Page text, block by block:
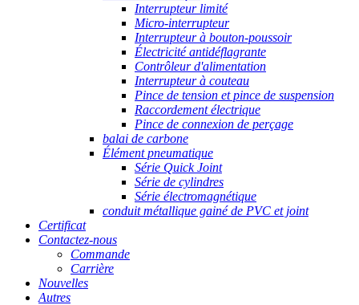
Interrupteur limité
Micro-interrupteur
Interrupteur à bouton-poussoir
Électricité antidéflagrante
Contrôleur d'alimentation
Interrupteur à couteau
Pince de tension et pince de suspension
Raccordement électrique
Pince de connexion de perçage
balai de carbone
Élément pneumatique
Série Quick Joint
Série de cylindres
Série électromagnétique
conduit métallique gainé de PVC et joint
Certificat
Contactez-nous
Commande
Carrière
Nouvelles
Autres